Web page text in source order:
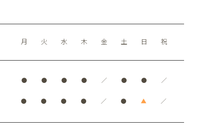
月 火 水 木 金 土 日 祝
● ● ● ● ／ ● ● ／
● ● ● ● ／ ● ▲ ／